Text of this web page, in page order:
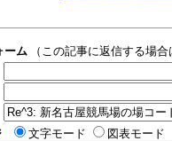
ーム （この記事に返信する場
文字モード 図表モード